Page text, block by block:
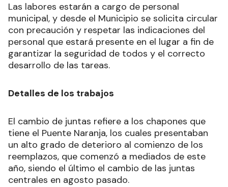
Las labores estarán a cargo de personal
municipal, y desde el Municipio se solicita circular
con precaución y respetar las indicaciones del
personal que estará presente en el lugar a fin de
garantizar la seguridad de todos y el correcto
desarrollo de las tareas.
Detalles de los trabajos
El cambio de juntas refiere a los chapones que
tiene el Puente Naranja, los cuales presentaban
un alto grado de deterioro al comienzo de los
reemplazos, que comenzó a mediados de este
año, siendo el último el cambio de las juntas
centrales en agosto pasado.